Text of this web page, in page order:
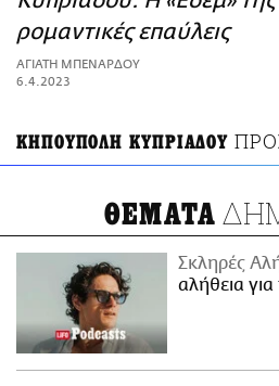
ΑΜΠΑ
PRINT
ρομαντικές επαύλεις
ΑΓΙΑΤΗ ΜΠΕΝΑΡΔΟΥ
6.4.2023
ΚΗΠΟΥΠΟΛΗ ΚΥΠΡΙΑΔΟΥ
ΘΕΜΑΤΑ
Σκληρές
αλήθεια